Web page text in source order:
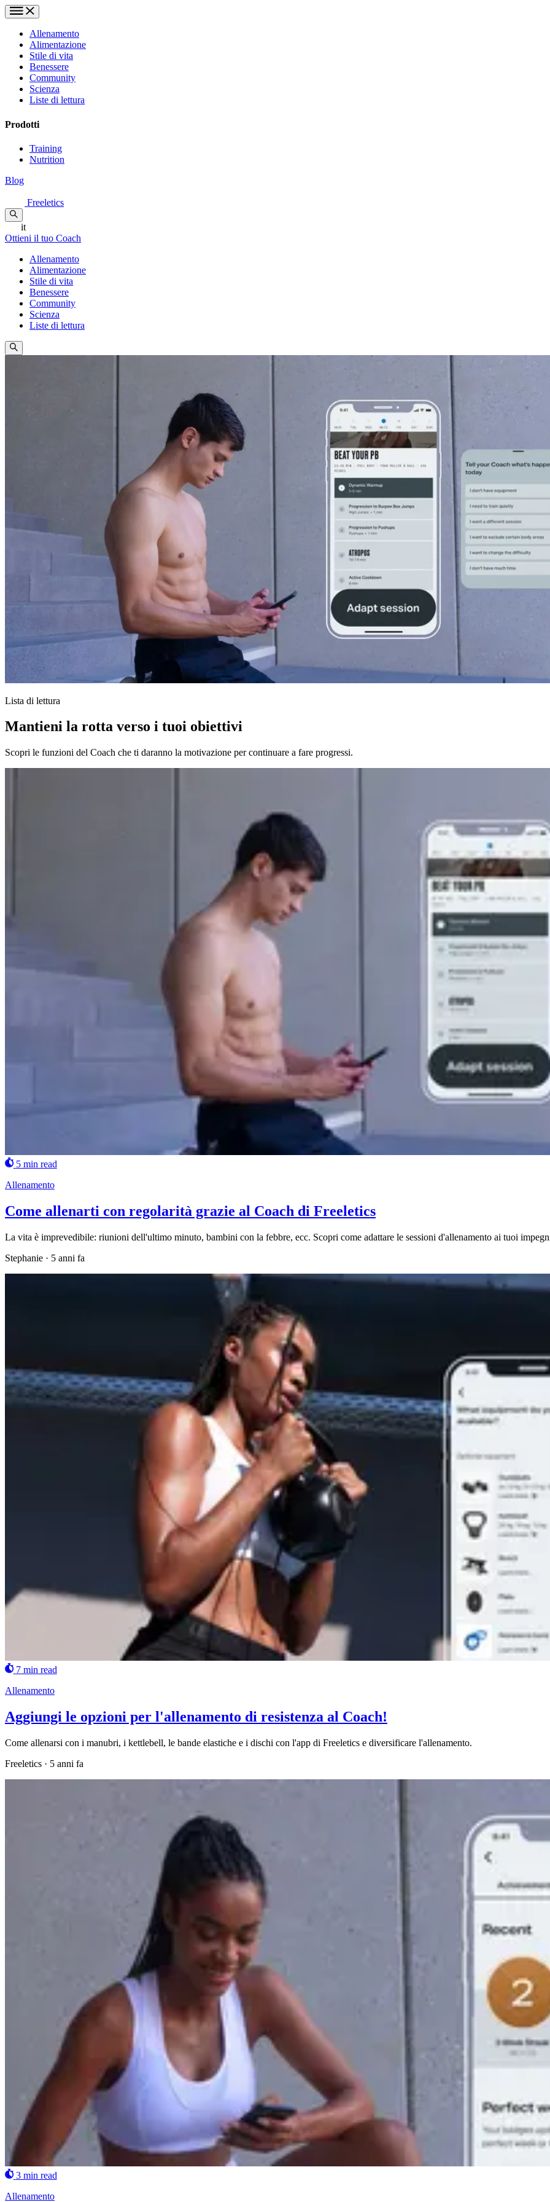
Allenamento
Alimentazione
Stile di vita
Benessere
Community
Scienza
Liste di lettura
Prodotti
Training
Nutrition
Blog
Freeletics
it
Ottieni il tuo Coach
Allenamento
Alimentazione
Stile di vita
Benessere
Community
Scienza
Liste di lettura
Lista di lettura
Mantieni la rotta verso i tuoi obiettivi
Scopri le funzioni del Coach che ti daranno la motivazione per continuare a fare progressi.
5 min read
Allenamento
Come allenarti con regolarità grazie al Coach di Freeletics
La vita è imprevedibile: riunioni dell'ultimo minuto, bambini con la febbre, ecc. Scopri come adattare le sessioni d'allenamento ai tuoi
Stephanie · 5 anni fa
7 min read
Allenamento
Aggiungi le opzioni per l'allenamento di resistenza al Coach!
Come allenarsi con i manubri, i kettlebell, le bande elastiche e i dischi con l'app di Freeletics e diversificare l'allenamento.
Freeletics · 5 anni fa
3 min read
Allenamento